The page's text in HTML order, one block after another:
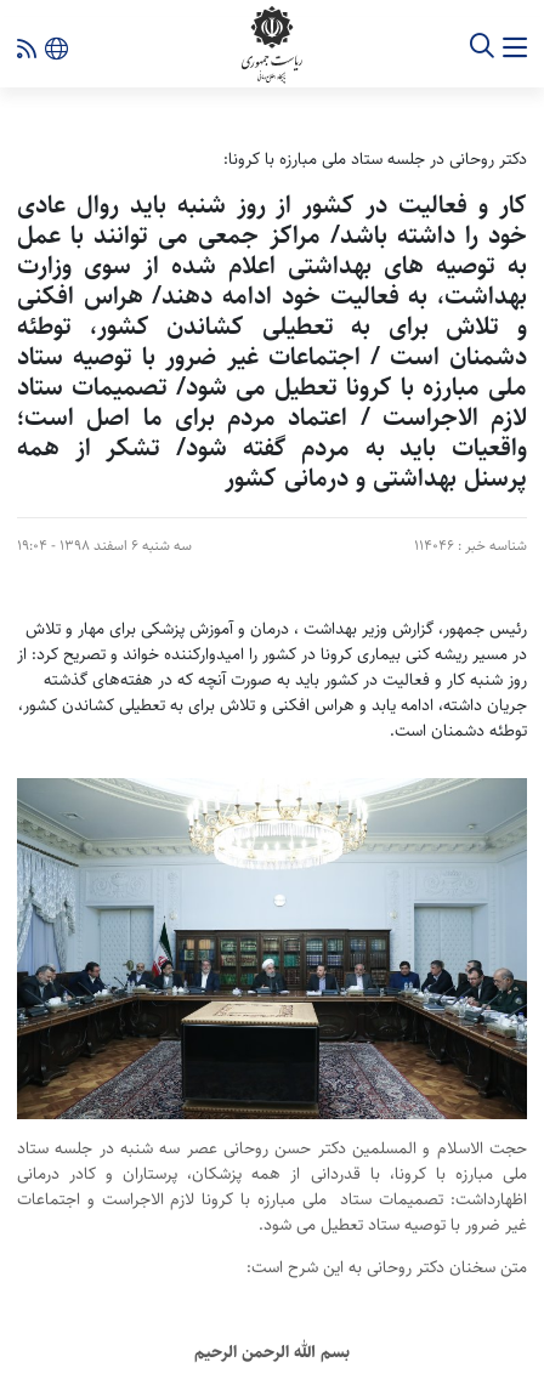
دکتر روحانی در جلسه ستاد ملی مبارزه با کرونا:
کار و فعالیت در کشور از روز شنبه باید روال عادی
خود را داشته باشد/ مراکز جمعی می توانند با عمل
به توصیه های بهداشتی اعلام شده از سوی وزارت
بهداشت، به فعالیت خود ادامه دهند/ هراس افکنی
و تلاش برای به تعطیلی کشاندن کشور، توطئه
دشمنان است / اجتماعات غیر ضرور با توصیه ستاد
ملی مبارزه با کرونا تعطیل می شود/ تصمیمات ستاد
لازم الاجراست / اعتماد مردم برای ما اصل است؛
واقعیات باید به مردم گفته شود/ تشکر از همه
پرسنل بهداشتی و درمانی کشور
شناسه خبر : 114046 سه شنبه 6 اسفند 1398 - 19:04
رئیس جمهور، گزارش وزیر بهداشت ، درمان و آموزش پزشکی برای مهار و تلاش
در مسیر ریشه کنی بیماری کرونا در کشور را امیدوارکننده خواند و تصریح کرد: از
روز شنبه کار و فعالیت در کشور باید به صورت آنچه که در هفته‌های گذشته
جریان داشته، ادامه یابد و هراس افکنی و تلاش برای به تعطیلی کشاندن کشور،
توطئه دشمنان است.
حجت الاسلام و المسلمین دکتر حسن روحانی عصر سه شنبه در جلسه ستاد
ملی مبارزه با کرونا، با قدردانی از همه پزشکان، پرستاران و کادر درمانی
اظهارداشت: تصمیمات ستاد ملی مبارزه با کرونا لازم الاجراست و اجتماعات
غیر ضرور با توصیه ستاد تعطیل می شود.
متن سخنان دکتر روحانی به این شرح است:
بسم الله الرحمن الرحیم